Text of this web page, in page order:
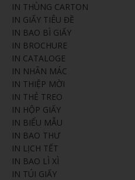
IN THÙNG CARTON
IN GIẤY TIÊU ĐỀ
IN BAO BÌ GIẤY
IN BROCHURE
IN CATALOGE
IN NHÃN MÁC
IN THIỆP MỜI
IN THẺ TREO
IN HỘP GIẤY
IN BIỂU MẪU
IN BAO THƯ
IN LỊCH TẾT
IN BAO LÌ XÌ
IN TÚI GIẤY